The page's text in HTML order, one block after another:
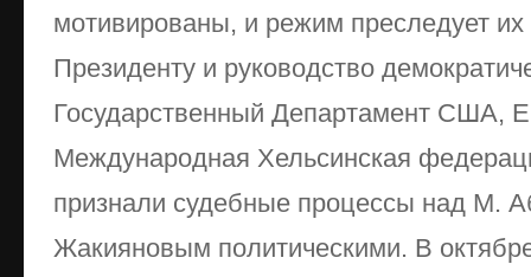
мотивированы, и режим преследует их
Президенту и руководство
Государственный Департамент США,
Международная Хельсинская
признали судебные процессы над М.
Жакияновым политическими. В